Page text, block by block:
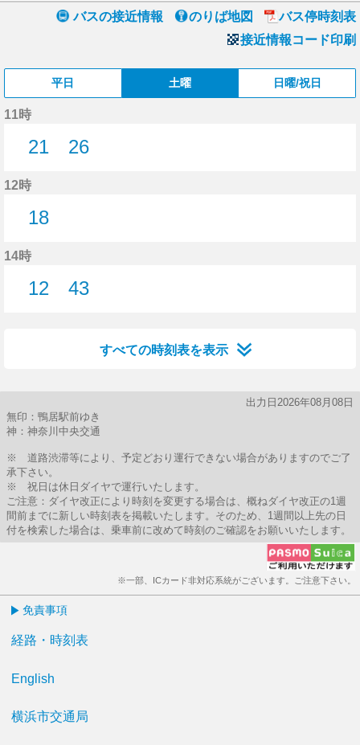
バスの接近情報 のりば地図
バス停時刻表
接近情報コード印刷
平日 土曜 日曜/祝日
11時
21
26
12時
18
14時
12
43
すべての時刻表を表示
出力日2026年08月08日
無印：鴨居駅前ゆき
神：神奈川中央交通
※ 道路渋滞等により、予定どおり運行できない場合がありますのでご了
承下さい。
※ 祝日は休日ダイヤで運行いたします。
ご注意：ダイヤ改正により時刻を変更する場合は、概ねダイヤ改正の1週
間前までに新しい時刻表を掲載いたします。そのため、1週間以上先の日
付を検索した場合は、乗車前に改めて時刻のご確認をお願いいたします。
※一部、ICカード非対応系統がございます。ご注意下さい。
免責事項
経路・時刻表
English
横浜市交通局